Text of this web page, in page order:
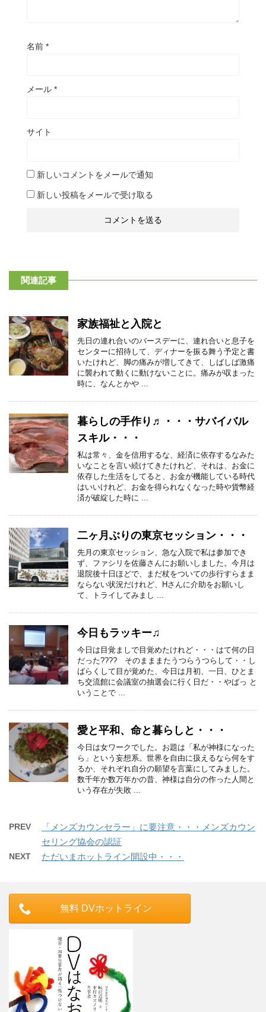
名前 *
メール *
サイト
新しいコメントをメールで通知
新しい投稿をメールで受け取る
関連記事
家族福祉と入院と
先日の連れ合いのバースデーに、連れ合いと息子を
センターに招待して、ディナーを振る舞う予定と書
いたけれど、脚の痛みが増してきて、しばしば激痛
に襲われて動くに動けないことに。痛みが収まった
時に、なんとかや ...
暮らしの手作り♬・・・サバイバル
スキル・・・
私は常々、金を信用するな、経済に依存するなみた
いなことを言い続けてきたけれど、それは、お金に
依存した生活をしてると、お金が機能している時代
はいいけれど、お金を得られなくなった時や貨幣経
済が破綻した時に ...
二ヶ月ぶりの東京セッション・・・
先月の東京セッション、急な入院で私は参加でき
ず、ファシリを佐藤さんにお願いしました。今月は
退院後十日ほどで、まだ杖をついての歩行すらまま
ならない状況だけれど、Hさんに介助をお願いし
て、トライしてみまし ...
今日もラッキー♫
今日は目覚ましで目覚めたけれど・・・はて何の日
だった???? そのまままたうつらうつらして・・し
ばらくして目が覚めた、今日は月初、一日、ひとま
ち交流館に会議室の抽選会に行く日だ・・やばっ と
いうことで ...
愛と平和、命と暮らしと・・・
今日は女ワークでした。お題は「私が神様になった
ら」という妄想系。世界を自由に扱えるなら何をす
るか、それぞれ自分の願望を言葉にしてみました。
数千年か数万年かの昔、神様は自分の作った人間と
いう存在が失敗 ...
PREV
「メンズカウンセラー」に要注意・・・メンズカウン
セリング協会の認証
NEXT ただいまホットライン開設中・・・
無料 DVホットライン